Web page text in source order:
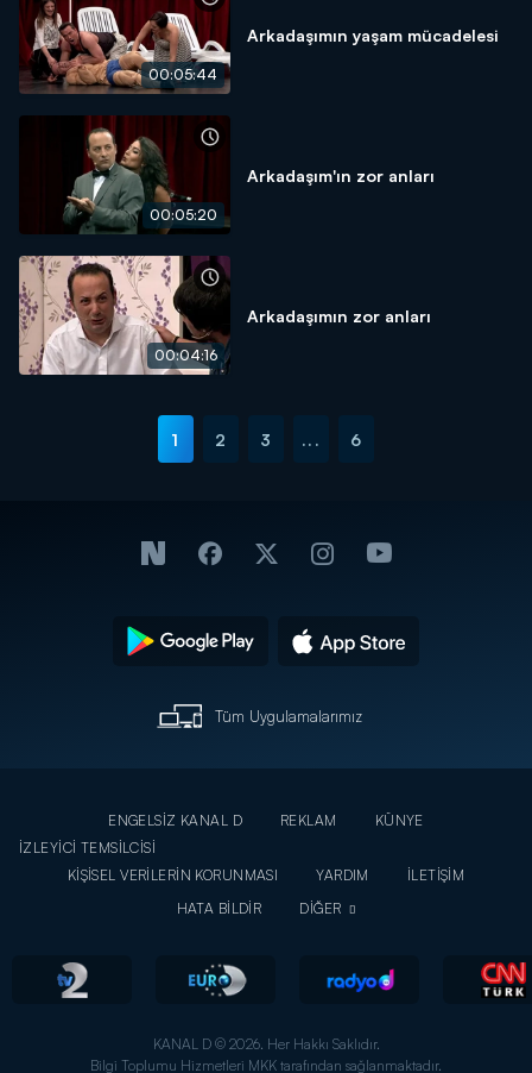
00:05:44
Arkadaşımın yaşam mücadelesi
00:05:20
Arkadaşım'ın zor anları
00:04:16
Arkadaşımın zor anları
1 2 3 ... 6
Tüm Uygulamalarımız
ENGELSİZ KANAL D REKLAM
KÜNYE
İZLEYİCİ TEMSİLCİSİ
KİŞİSEL VERİLERİN KORUNMASI
YARDIM
İLETİŞİM
HATA BİLDİR
DİĞER
KANAL D © 2026. Her Hakkı Saklıdır.
Bilgi Toplumu Hizmetleri MKK tarafından sağlanmaktadır.